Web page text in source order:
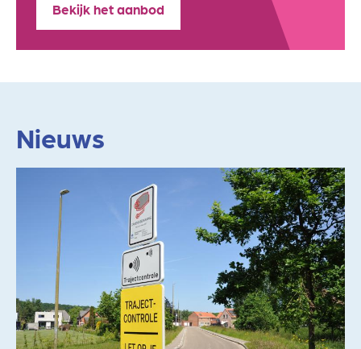
Bekijk het aanbod
Nieuws